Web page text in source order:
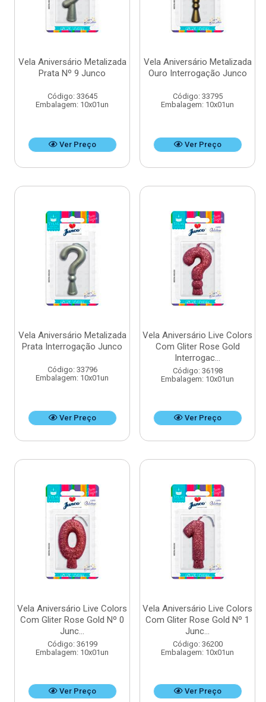
Vela Aniversário Metalizada
Prata Nº 9 Junco
Código: 33645
Embalagem: 10x01un
Ver Preço
Vela Aniversário Metalizada
Ouro Interrogação Junco
Código: 33795
Embalagem: 10x01un
Ver Preço
Vela Aniversário Metalizada
Prata Interrogação Junco
Código: 33796
Embalagem: 10x01un
Ver Preço
Vela Aniversário Live Colors
Com Gliter Rose Gold
Interrogac...
Código: 36198
Embalagem: 10x01un
Ver Preço
Vela Aniversário Live Colors
Com Gliter Rose Gold Nº 0
Junc...
Código: 36199
Embalagem: 10x01un
Ver Preço
Vela Aniversário Live Colors
Com Gliter Rose Gold Nº 1
Junc...
Código: 36200
Embalagem: 10x01un
Ver Preço